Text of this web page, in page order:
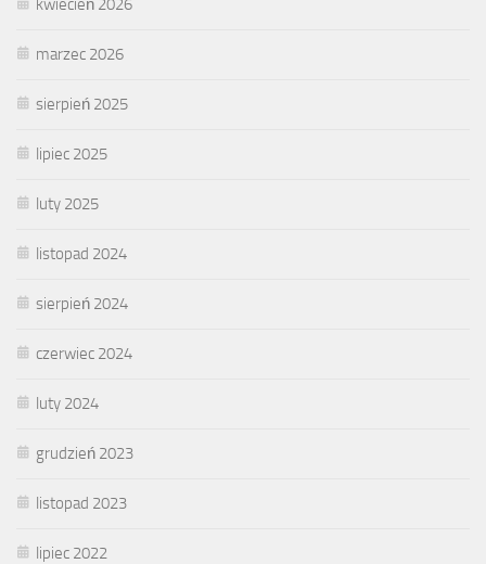
marzec 2026
sierpień 2025
lipiec 2025
luty 2025
listopad 2024
sierpień 2024
czerwiec 2024
luty 2024
grudzień 2023
listopad 2023
lipiec 2022